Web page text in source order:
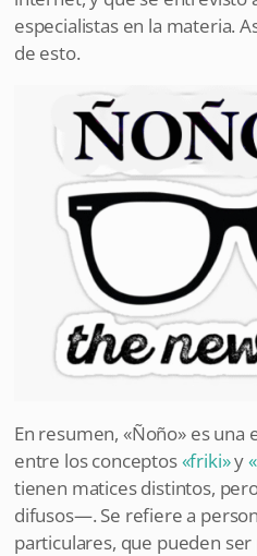
especialistas en la materia.
de esto.
En resumen, «Ñoño» es una
entre los conceptos«friki»y
tienen matices distintos,
difusos—. Se refiere a
particulares, que pueden ser